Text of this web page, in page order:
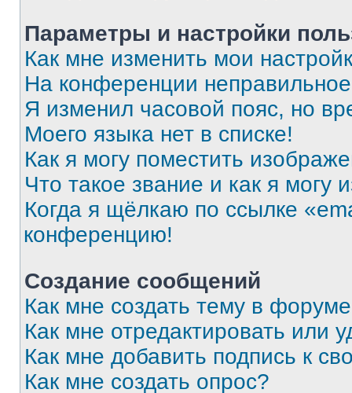
Параметры и настройки
Как мне изменить мои
На конференции
Я изменил часовой пояс, но
Моего языка нет в списке!
Как я могу поместить
Что такое звание и как я могу
Когда я щёлкаю по ссылке
конференцию!
Создание сообщений
Как мне создать тему в
Как мне отредактировать или
Как мне добавить подпись к
Как мне создать опрос?